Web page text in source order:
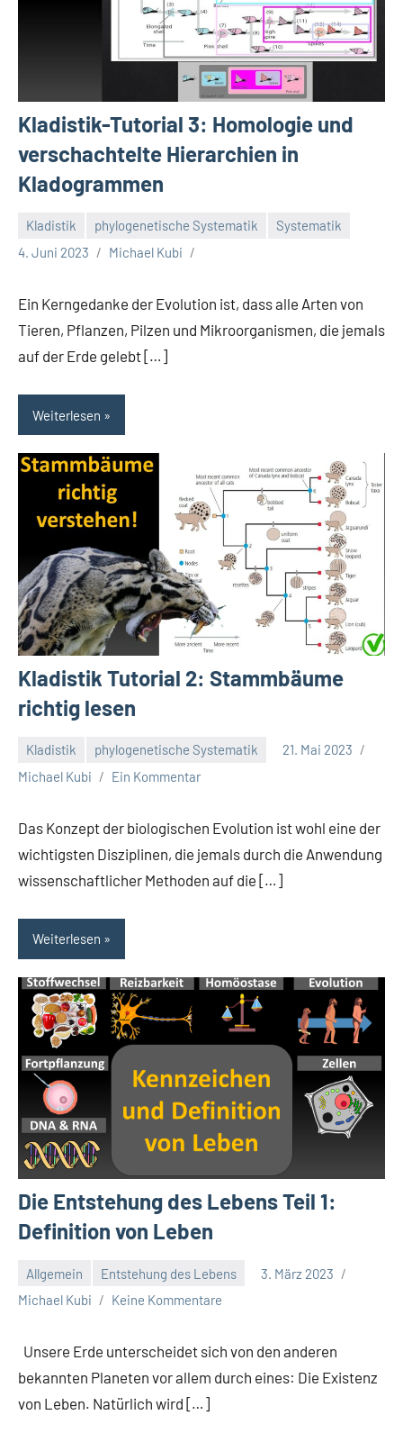
Kladistik-Tutorial 3: Homologie und
verschachtelte Hierarchien in
Kladogrammen
Kladistik phylogenetische Systematik
Systematik
4. Juni 2023
Michael Kubi
Ein Kerngedanke der Evolution ist, dass alle Arten von
Tieren, Pflanzen, Pilzen und Mikroorganismen, die jemals
auf der Erde gelebt […]
Weiterlesen
Kladistik Tutorial 2: Stammbäume
richtig lesen
Kladistik phylogenetische Systematik
21. Mai 2023
Michael Kubi
Ein Kommentar
Das Konzept der biologischen Evolution ist wohl eine der
wichtigsten Disziplinen, die jemals durch die Anwendung
wissenschaftlicher Methoden auf die […]
Weiterlesen
Die Entstehung des Lebens Teil 1:
Definition von Leben
Allgemein Entstehung des Lebens
3. März 2023
Michael Kubi
Keine Kommentare
Unsere Erde unterscheidet sich von den anderen
bekannten Planeten vor allem durch eines: Die Existenz
von Leben. Natürlich wird […]